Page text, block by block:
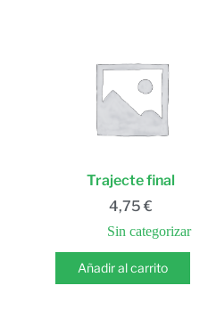
Trajecte final
4,75€
Sin categorizar
Añadir al carrito